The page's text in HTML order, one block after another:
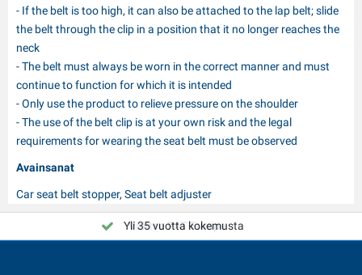
- If the belt is too high, it can also be attached to the lap belt; slide
the belt through the clip in a position that it no longer reaches the
neck
- The belt must always be worn in the correct manner and must
continue to function for which it is intended
- Only use the product to relieve pressure on the shoulder
- The use of the belt clip is at your own risk and the legal
requirements for wearing the seat belt must be observed
Avainsanat
Car seat belt stopper, Seat belt adjuster
Valitse PAT Europe
Yli 35 vuotta kokemusta